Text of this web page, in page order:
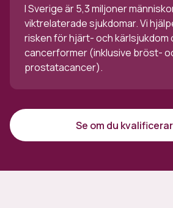
I Sverige är 5,3 miljoner
viktrelaterade sjukdomar. Vi
risken för hjärt- och kärlsjukdom
cancerformer (inklusive bröst-
prostatacancer).
Se om du